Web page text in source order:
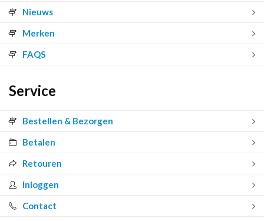
Nieuws
Merken
FAQS
Service
Bestellen & Bezorgen
Betalen
Retouren
Inloggen
Contact